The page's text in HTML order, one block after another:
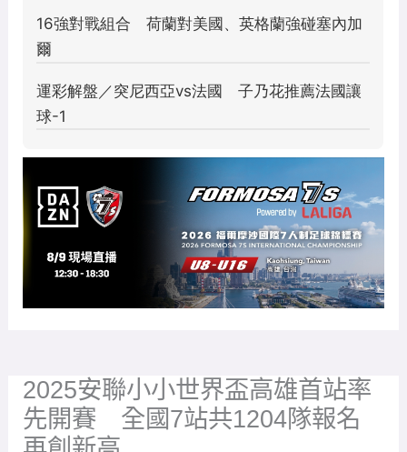
2025安聯小小世界盃高雄首站率
先開賽 全國7站共1204隊報名